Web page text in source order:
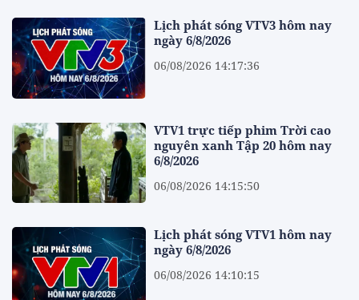
Lịch phát sóng VTV3 hôm nay
ngày 6/8/2026
06/08/2026 14:17:36
VTV1 trực tiếp phim Trời cao
nguyên xanh Tập 20 hôm nay
6/8/2026
06/08/2026 14:15:50
Lịch phát sóng VTV1 hôm nay
ngày 6/8/2026
06/08/2026 14:10:15